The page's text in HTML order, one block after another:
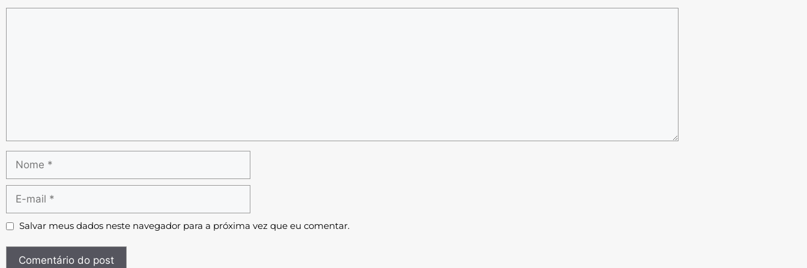
Salvar meus dados neste navegador para a próxima vez que eu comentar.